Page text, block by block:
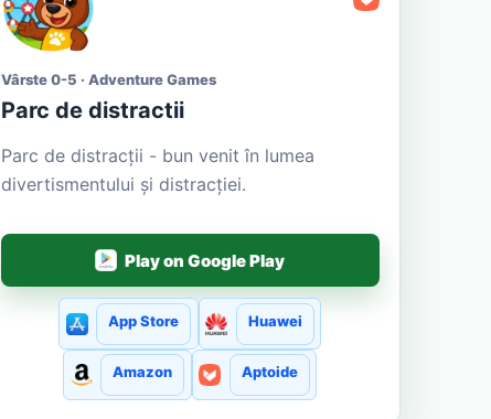
Vârste 0-5 · Adventure Games
Parc de distractii
Parc de distracții - bun venit în lumea
divertismentului și distracției.
Play on Google Play
App Store Huawei
Amazon Aptoide